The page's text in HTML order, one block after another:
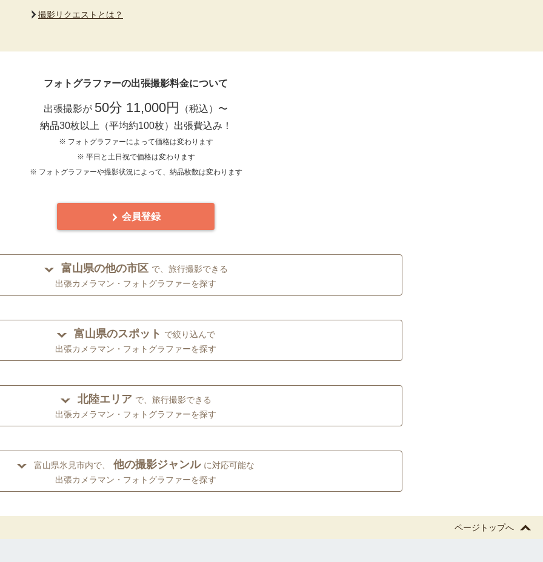
撮影リクエストとは？
フォトグラファーの出張撮影料金について
出張撮影が 50分 11,000円
（税込）〜
納品30枚以上（平均約100枚）出張費込み！
※ フォトグラファーによって価格は変わります
※ 平日と土日祝で価格は変わります
※ フォトグラファーや撮影状況によって、納品枚数は変わります
会員登録
富山県の他の市区 で、旅行撮影できる
出張カメラマン・フォトグラファーを探す
富山県のスポット で絞り込んで
出張カメラマン・フォトグラファーを探す
北陸エリア で、旅行撮影できる
出張カメラマン・フォトグラファーを探す
富山県氷見市内で、 他の撮影ジャンル に対応可能な
出張カメラマン・フォトグラファーを探す
ページトップへ